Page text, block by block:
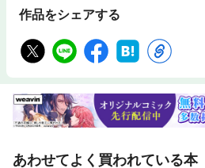
作品をシェアする
あわせてよく買われている本